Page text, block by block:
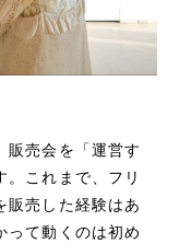
販売会を「運営す
これまで、フリ
販売した経験はあ
って動くのは初め